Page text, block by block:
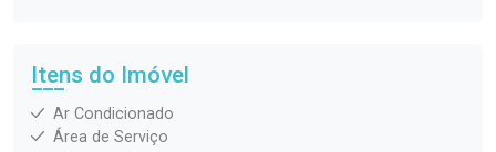
Itens do Imóvel
Ar Condicionado
Área de Serviço